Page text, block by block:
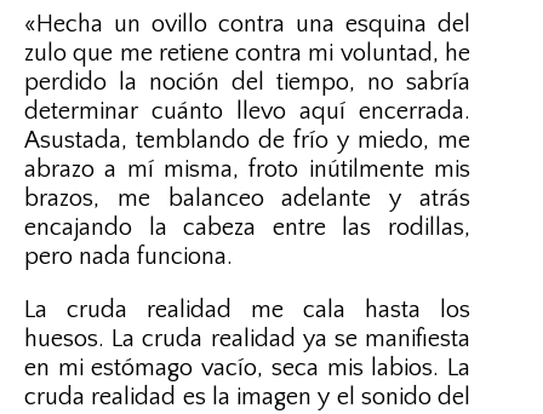
«Hecha un ovillo contra una esquina del
zulo que me retiene contra mi voluntad, he
perdido la noción del tiempo, no sabría
determinar cuánto llevo aquí encerrada.
Asustada, temblando de frío y miedo, me
abrazo a mí misma, froto inútilmente mis
brazos, me balanceo adelante y atrás
encajando la cabeza entre las rodillas,
pero nada funciona.
La cruda realidad me cala hasta los
huesos. La cruda realidad ya se manifiesta
en mi estómago vacío, seca mis labios. La
cruda realidad es la imagen y el sonido del